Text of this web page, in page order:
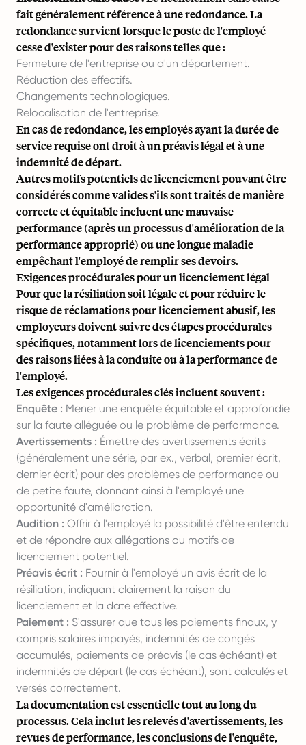
fait généralement référence à une redondance. La
redondance survient lorsque le poste de l'employé
cesse d'exister pour des raisons telles que :
Fermeture de l'entreprise ou d'un département.
Réduction des effectifs.
Changements technologiques.
Relocalisation de l'entreprise.
En cas de redondance, les employés ayant la durée de
service requise ont droit à un préavis légal et à une
indemnité de départ.
Autres motifs potentiels de licenciement pouvant être
considérés comme valides s'ils sont traités de manière
correcte et équitable incluent une mauvaise
performance (après un processus d'amélioration de la
performance approprié) ou une longue maladie
empêchant l'employé de remplir ses devoirs.
Exigences procédurales pour un licenciement légal
Pour que la résiliation soit légale et pour réduire le
risque de réclamations pour licenciement abusif, les
employeurs doivent suivre des étapes procédurales
spécifiques, notamment lors de licenciements pour
des raisons liées à la conduite ou à la performance de
l'employé.
Les exigences procédurales clés incluent souvent :
Enquête : Mener une enquête équitable et approfondie
sur la faute alléguée ou le problème de performance.
Avertissements : Émettre des avertissements écrits
(généralement une série, par ex., verbal, premier écrit,
dernier écrit) pour des problèmes de performance ou
de petite faute, donnant ainsi à l'employé une
opportunité d'amélioration.
Audition : Offrir à l'employé la possibilité d'être entendu
et de répondre aux allégations ou motifs de
licenciement potentiel.
Préavis écrit : Fournir à l'employé un avis écrit de la
résiliation, indiquant clairement la raison du
licenciement et la date effective.
Paiement : S'assurer que tous les paiements finaux, y
compris salaires impayés, indemnités de congés
accumulés, paiements de préavis (le cas échéant) et
indemnités de départ (le cas échéant), sont calculés et
versés correctement.
La documentation est essentielle tout au long du
processus. Cela inclut les relevés d'avertissements, les
revues de performance, les conclusions de l'enquête,